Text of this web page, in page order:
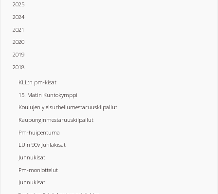
2025
2024
2021
2020
2019
2018
KLL:n pm-kisat
15. Matin Kuntokymppi
Koulujen yleisurheilumestaruuskilpailut
Kaupunginmestaruuskilpailut
Pm-huipentuma
LU:n 90v Juhlakisat
Junnukisat
Pm-moniottelut
Junnukisat